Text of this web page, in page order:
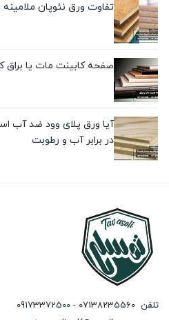
تفاوت ورق نئوپان
صفحه کابینت مات یا براق
آیا ورق پلای وود ضد آب
در برابر آب و رطوبت
تلفن 07138235560 - 09173372500